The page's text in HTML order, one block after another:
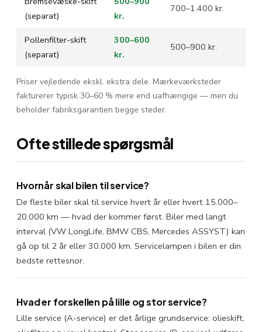
(separat)
kr.
700–1.400 kr.
Pollenfilter-skift
(separat)
300–600
kr.
500–900 kr.
Priser vejledende ekskl. ekstra dele. Mærkeværksteder
fakturerer typisk 30–60 % mere end uafhængige — men du
beholder fabriksgarantien begge steder.
Ofte stillede spørgsmål
Hvornår skal bilen til service?
De fleste biler skal til service hvert år eller hvert 15.000–
20.000 km — hvad der kommer først. Biler med langt
interval (VW LongLife, BMW CBS, Mercedes ASSYST) kan
gå op til 2 år eller 30.000 km. Servicelampen i bilen er din
bedste rettesnor.
Hvad er forskellen på lille og stor service?
Lille service (A-service) er det årlige grundservice: olieskift,